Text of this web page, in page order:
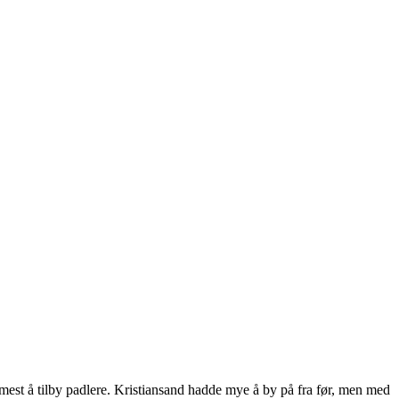
å tilby padlere. Kristiansand hadde mye å by på fra før, men med